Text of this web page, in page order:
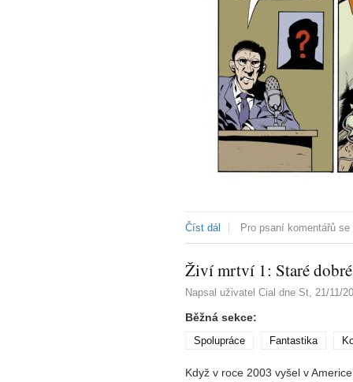
Číst dál Goon: Nic než utrpení
Pro psaní komentářů se
Živí mrtví 1: Staré
Napsal uživatel Cial dne St, 21/11/
Běžná sekce:
Spolupráce Fantastika
Když v roce 2003 vyšel v